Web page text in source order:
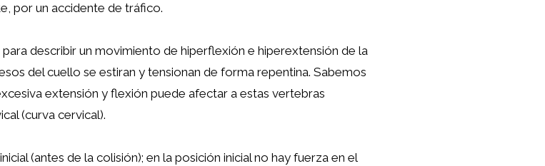
por un accidente de tráfico.
describir un movimiento de hiperflexión e hiperextensión de la
del cuello se estiran y tensionan de forma repentina. Sabemos
extensión y flexión puede afectar a estas vertebras
(curva cervical).
(antes de la colisión); en la posición inicial no hay fuerza en el